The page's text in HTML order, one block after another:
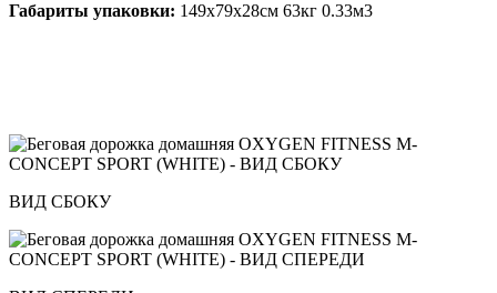
Габариты упаковки: 149х79х28см 63кг 0.33м3
ВИД СБОКУ